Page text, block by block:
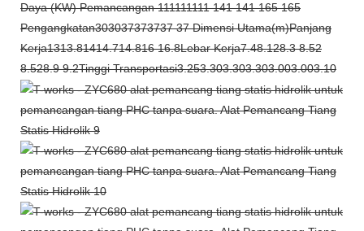
Daya (KW) Pemancangan 111111111 141 141 165 165
Pengangkatan303037373737 37 Dimensi Utama(m)Panjang
Kerja1313.81414.714.816 16.8Lebar Kerja7.48.128.3 8.52
8.528.9 9.2Tinggi Transportasi3.253.303.303.303.003.003.10